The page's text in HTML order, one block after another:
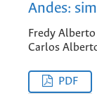
Andes:
Fredy
Carlos
PDF